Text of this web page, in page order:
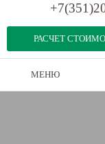
РАСЧЕТ
МЕНЮ